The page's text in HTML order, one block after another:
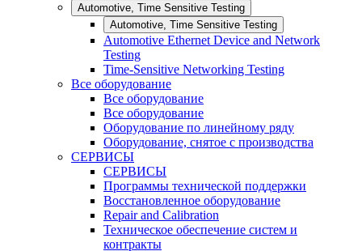
Automotive, Time Sensitive Testing
Automotive, Time Sensitive Testing
Automotive Ethernet Device and Network
Testing
Time-Sensitive Networking Testing
Все оборудование
Все оборудование
Все оборудование
Оборудование по линейному ряду
Оборудование, снятое с производства
СЕРВИСЫ
СЕРВИСЫ
Программы технической поддержки
Восстановленное оборудование
Repair and Calibration
Техническое обеспечение систем и
контракты